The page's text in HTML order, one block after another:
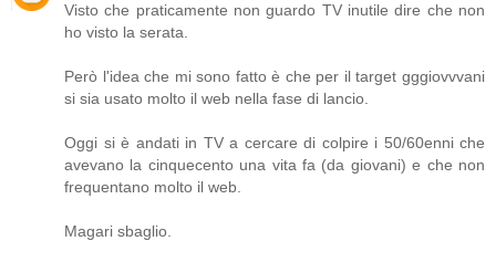
Visto che praticamente non guardo TV inutile dire che non
ho visto la serata.
Però l'idea che mi sono fatto è che per il target gggiovvvani
si sia usato molto il web nella fase di lancio.
Oggi si è andati in TV a cercare di colpire i 50/60enni che
avevano la cinquecento una vita fa (da giovani) e che non
frequentano molto il web.
Magari sbaglio.